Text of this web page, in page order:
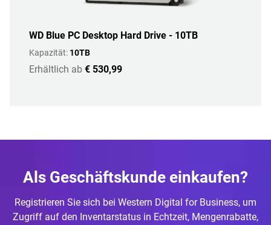
WD Blue PC Desktop Hard Drive - 10TB
Kapazität: 10TB
Erhältlich ab € 530,99
Als Geschäftskunde einkaufen?
Registrieren Sie sich bei Western Digital for Business, um
Zugriff auf den Inventarstatus in Echtzeit, Mengenrabatte,